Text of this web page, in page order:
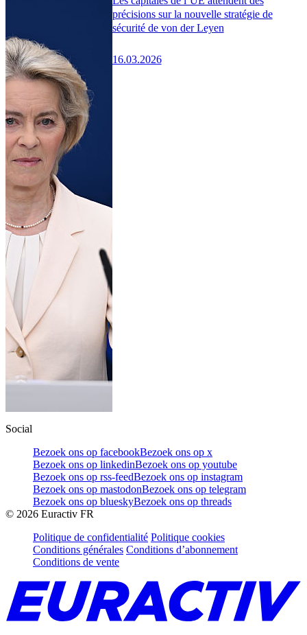
précisions sur la nouvelle stratégie de
sécurité de von der Leyen
16.03.2026
Social
Bezoek ons op facebookBezoek ons op x
Bezoek ons op linkedinBezoek ons op youtube
Bezoek ons op rss-feedBezoek ons op instagram
Bezoek ons op mastodonBezoek ons op telegram
Bezoek ons op blueskyBezoek ons op threads
© 2026 Euractiv FR
Politique de confidentialité Politique cookies
Conditions générales Conditions d’abonnement
Conditions de vente